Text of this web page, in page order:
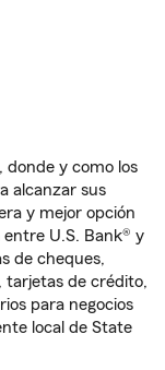
donde y como los
alcanzar sus
y mejor opción
entre U.S. Bank® y
de cheques,
tarjetas de crédito,
para negocios
local de State